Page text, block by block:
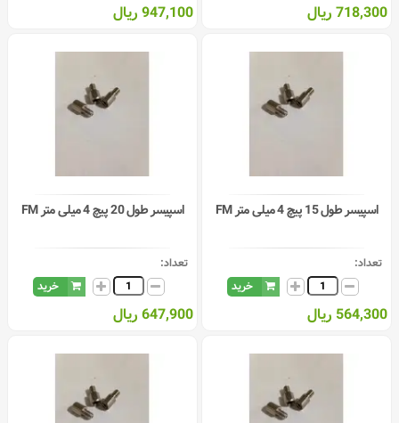
718,300 ریال 947,100 ریال
اسپیسر طول 15 پیچ 4 میلی متر FM
تعداد:
خرید
564,300 ریال
اسپیسر طول 20 پیچ 4 میلی متر FM
تعداد:
خرید
647,900 ریال